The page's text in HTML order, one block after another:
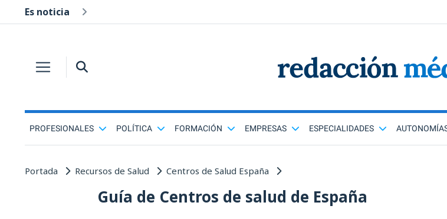
Es noticia
PROFESIONALES POLÍTICA FORMACIÓN EMPRESAS ESPECIALIDADES
Portada Recursos de Salud Centros de Salud España
Guía de Centros de salud de España